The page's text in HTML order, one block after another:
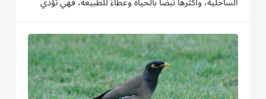
دوراً حاسماً في حماية السواحل واستدامة التنوع البيولوجي.
وتعمل على تثبيت التربة الساحلية، وتنقية المياه من...